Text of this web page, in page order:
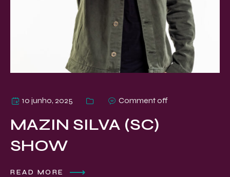
10 junho, 2025 Comment off
MAZIN SILVA (SC)
SHOW
READ MORE